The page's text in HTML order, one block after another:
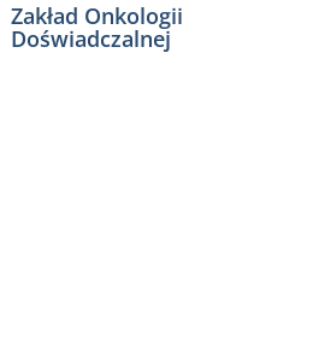
Zakład Onkologii
Doświadczalnej